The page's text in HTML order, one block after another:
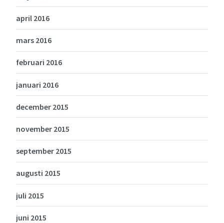
april 2016
mars 2016
februari 2016
januari 2016
december 2015
november 2015
september 2015
augusti 2015
juli 2015
juni 2015